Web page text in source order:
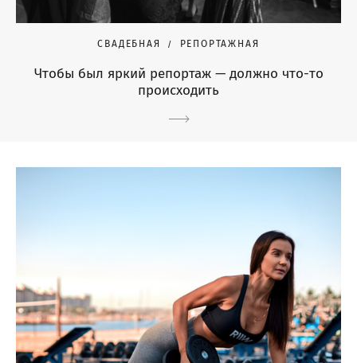
СВАДЕБНАЯ РЕПОРТАЖНАЯ
Чтобы был яркий репортаж — должно что-то
происходить